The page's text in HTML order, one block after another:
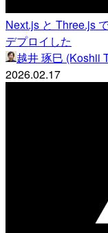
Next.js と Three.js
デプロイした
越井 琢巳 (Koshii
2026.02.17